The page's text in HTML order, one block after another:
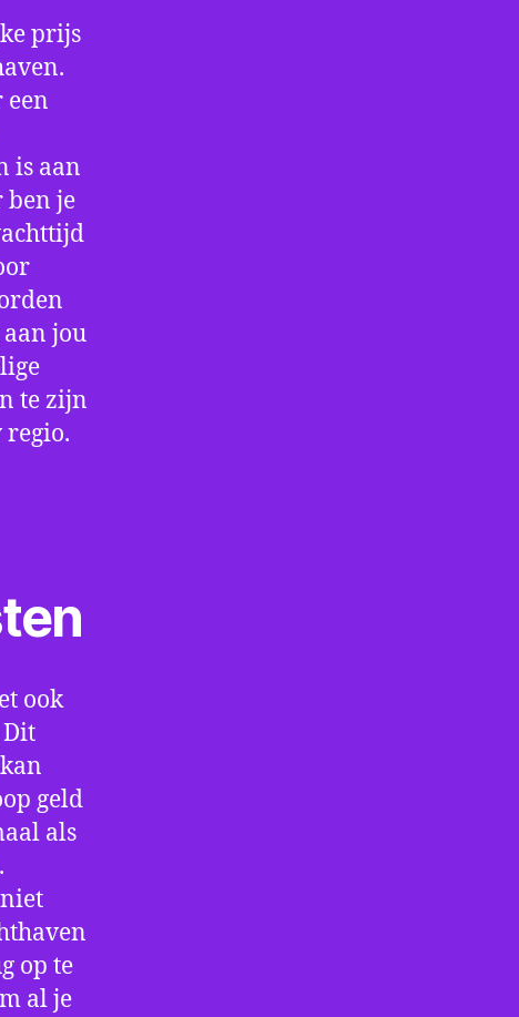
prijs
een
is aan
je
jou
te zijn
ook
geld
als
op te
al je